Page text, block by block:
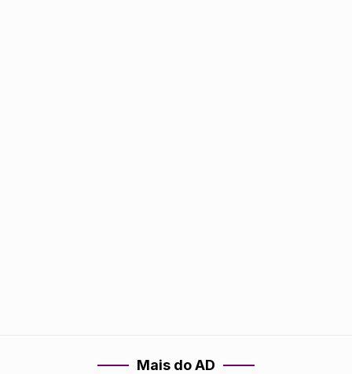
Mais do AD